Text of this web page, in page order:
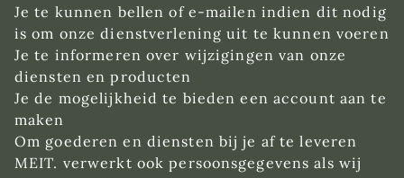
Je te kunnen bellen of e-mailen indien dit nodig
is om onze dienstverlening uit te kunnen voeren
Je te informeren over wijzigingen van onze
diensten en producten
Je de mogelijkheid te bieden een account aan te
maken
Om goederen en diensten bij je af te leveren
MEIT. verwerkt ook persoonsgegevens als wij